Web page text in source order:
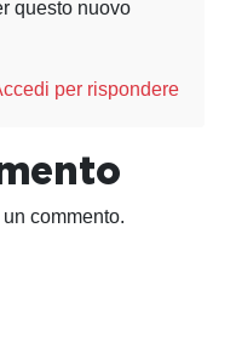
questo nuovo
per rispondere
commento.